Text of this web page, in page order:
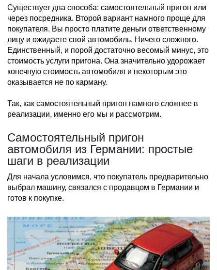
Существует два способа: самостоятельный пригон или
через посредника. Второй вариант намного проще для
покупателя. Вы просто платите деньги ответственному
лицу и ожидаете свой автомобиль. Ничего сложного.
Единственный, и порой достаточно весомый минус, это
стоимость услуги пригона. Она значительно удорожает
конечную стоимость автомобиля и некоторым это
оказывается не по карману.
Так, как самостоятельный пригон намного сложнее в
реализации, именно его мы и рассмотрим.
Самостоятельный пригон
автомобиля из Германии: простые
шаги в реализации
Для начала условимся, что покупатель предварительно
выбрал машину, связался с продавцом в Германии и
готов к покупке.